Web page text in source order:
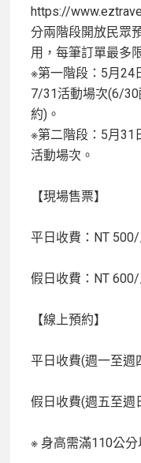
https://
分兩階段開放民眾
用，每筆訂單最多
※第一階段：5月24
7/31活動場次(6/
約)。
※第二階段：5月31
活動場次。
【現場售票】
平日收費：NT 500/
假日收費：NT 600/
【線上預約】
平日收費(週一至週
假日收費(週五至週
※ 身高需滿110公分